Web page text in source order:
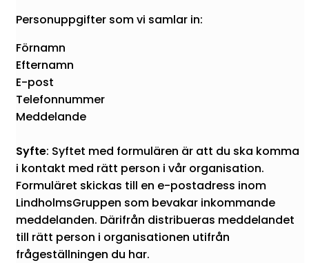
Personuppgifter som vi samlar in:
Förnamn
Efternamn
E-post
Telefonnummer
Meddelande
Syfte: Syftet med formulären är att du ska komma
i kontakt med rätt person i vår organisation.
Formuläret skickas till en e-postadress inom
LindholmsGruppen som bevakar inkommande
meddelanden. Därifrån distribueras meddelandet
till rätt person i organisationen utifrån
frågeställningen du har.